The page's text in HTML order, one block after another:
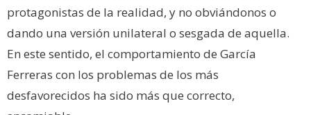
protagonistas de la realidad, y no obviándonos o
dando una versión unilateral o sesgada de aquella.
En este sentido, el comportamiento de García
Ferreras con los problemas de los más
desfavorecidos ha sido más que correcto,